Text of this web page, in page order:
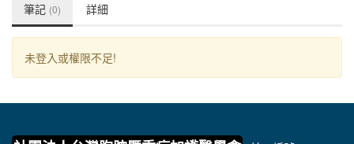
筆記 (0) 詳細
未登入或權限不足!